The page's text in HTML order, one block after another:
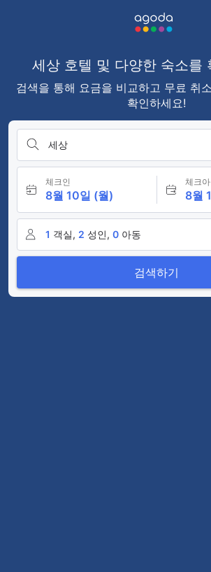
세상 호텔 및 다양한 숙소를
검색을 통해 요금을 비교하고 무료 취
확인하세요!
세상
체크인
8월 10일 (월)
체크
8월
1 객실, 2 성인, 0 아동
검색하기